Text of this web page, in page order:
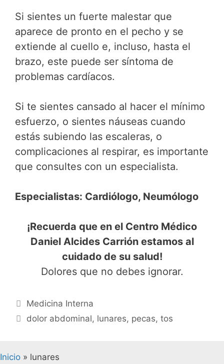
Si sientes un fuerte malestar que
aparece de pronto en el pecho y se
extiende al cuello e, incluso, hasta el
brazo, este puede ser síntoma de
problemas cardíacos.
Si te sientes cansado al hacer el mínimo
esfuerzo, o sientes náuseas cuando
estás subiendo las escaleras, o
complicaciones al respirar, es importante
que consultes con un especialista.
Especialistas: Cardiólogo, Neumólogo
¡Recuerda que en el Centro Médico
Daniel Alcides Carrión estamos al
cuidado de su salud!
Dolores que no debes ignorar.
Medicina Interna
dolor abdominal, lunares, pecas,tos
Inicio » lunares